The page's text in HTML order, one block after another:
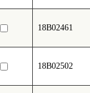
18B02461
18B02502